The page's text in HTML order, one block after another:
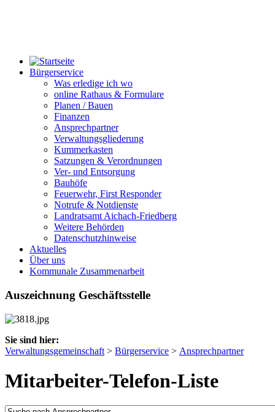
Bürgerservice
Was erledige ich wo
online Rathaus & Formulare
Planen / Bauen
Finanzen
Ansprechpartner
Verwaltungsgliederung
Kummerkasten
Satzungen & Verordnungen
Ver- und Entsorgung
Bauhöfe
Feuerwehr, First Responder
Notrufe & Notdienste
Landratsamt Aichach-Friedberg
Weitere Behörden
Datenschutzhinweise
Aktuelles
Über uns
Kommunale Zusammenarbeit
Auszeichnung Geschäftsstelle
Sie sind hier:
Verwaltungsgemeinschaft > Bürgerservice > Ansprechpartner
Mitarbeiter-Telefon-Liste